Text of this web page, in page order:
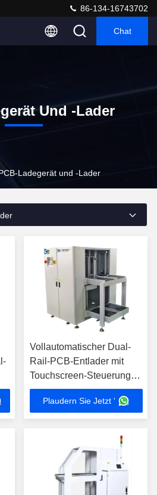
86-134-16743702
Chat
Und -Lader
Ladegerät und -Lader
Vollautomatischer Dual-
Rail-PCB-Entlader mit
Touchscreen-Steuerung
und hochwertigen
Kernkomponenten für
SMT-Bundelinien
Plaudern Sie Jetzt '